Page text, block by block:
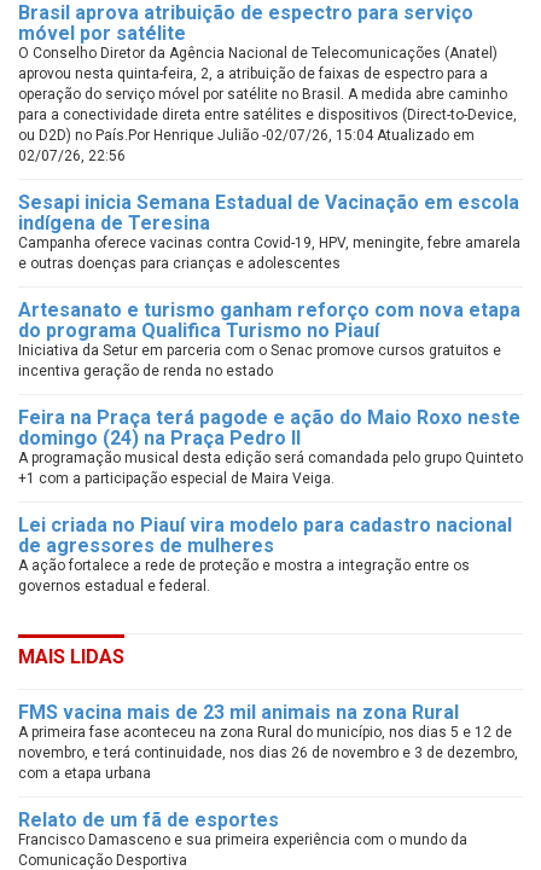
Brasil aprova atribuição de espectro para serviço
móvel por satélite
O Conselho Diretor da Agência Nacional de Telecomunicações (Anatel)
aprovou nesta quinta-feira, 2, a atribuição de faixas de espectro para a
operação do serviço móvel por satélite no Brasil. A medida abre caminho
para a conectividade direta entre satélites e dispositivos (Direct-to-Device,
ou D2D) no País.Por Henrique Julião -02/07/26, 15:04 Atualizado em
02/07/26, 22:56
Sesapi inicia Semana Estadual de Vacinação em escola
indígena de Teresina
Campanha oferece vacinas contra Covid-19, HPV, meningite, febre amarela
e outras doenças para crianças e adolescentes
Artesanato e turismo ganham reforço com nova etapa
do programa Qualifica Turismo no Piauí
Iniciativa da Setur em parceria com o Senac promove cursos gratuitos e
incentiva geração de renda no estado
Feira na Praça terá pagode e ação do Maio Roxo neste
domingo (24) na Praça Pedro II
A programação musical desta edição será comandada pelo grupo Quinteto
+1 com a participação especial de Maira Veiga.
Lei criada no Piauí vira modelo para cadastro nacional
de agressores de mulheres
A ação fortalece a rede de proteção e mostra a integração entre os
governos estadual e federal.
MAIS LIDAS
FMS vacina mais de 23 mil animais na zona Rural
A primeira fase aconteceu na zona Rural do município, nos dias 5 e 12 de
novembro, e terá continuidade, nos dias 26 de novembro e 3 de dezembro,
com a etapa urbana
Relato de um fã de esportes
Francisco Damasceno e sua primeira experiência com o mundo da
Comunicação Desportiva